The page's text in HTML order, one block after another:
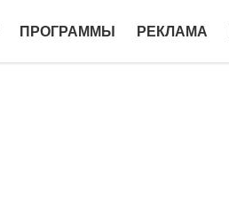
ПРОГРАММЫ РЕКЛАМА